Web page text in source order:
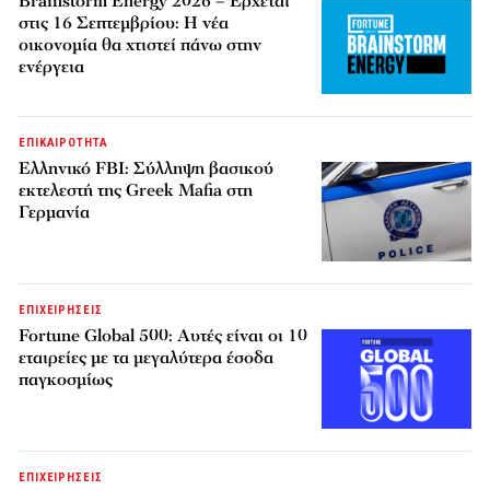
στις 16 Σεπτεμβρίου: Η νέα
οικονομία θα χτιστεί πάνω στην
ενέργεια
ΕΠΙΚΑΙΡΟΤΗΤΑ
Ελληνικό FBI: Σύλληψη βασικού
εκτελεστή της Greek Mafia στη
Γερμανία
ΕΠΙΧΕΙΡΗΣΕΙΣ
Fortune Global 500: Αυτές είναι οι 10
εταιρείες με τα μεγαλύτερα έσοδα
παγκοσμίως
ΕΠΙΧΕΙΡΗΣΕΙΣ